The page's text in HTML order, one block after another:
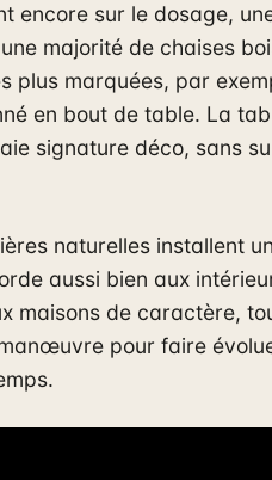
encore sur le dosage,
majorité de chaises
plus marquées, par
en bout de table. La
signature déco, sans
naturelles installent
aussi bien aux
maisons de caractère,
pour faire